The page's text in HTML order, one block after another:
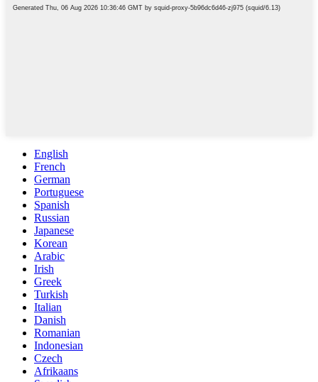
English
French
German
Portuguese
Spanish
Russian
Japanese
Korean
Arabic
Irish
Greek
Turkish
Italian
Danish
Romanian
Indonesian
Czech
Afrikaans